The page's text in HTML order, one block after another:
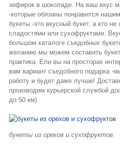
Букет учителю
Съедобные Корзины
Съедобные Боксы Ящики
Букеты из раков и рыбы
Доставка
Фото работ
Контакты
зефирок в шоколаде. На ваш вкус
-которые обязаны понравится
букеты -это вкусный букет, а кто
сладостями или сухофруктами.
большом каталоге съедобных
желанию мы можем составить букет
практика. Ели вы на просторах
вам вариант съедобного подарка -
работу и будет даже лучше!
производим курьерской службой
до 50 км).
букеты из орехов и сухофруктов